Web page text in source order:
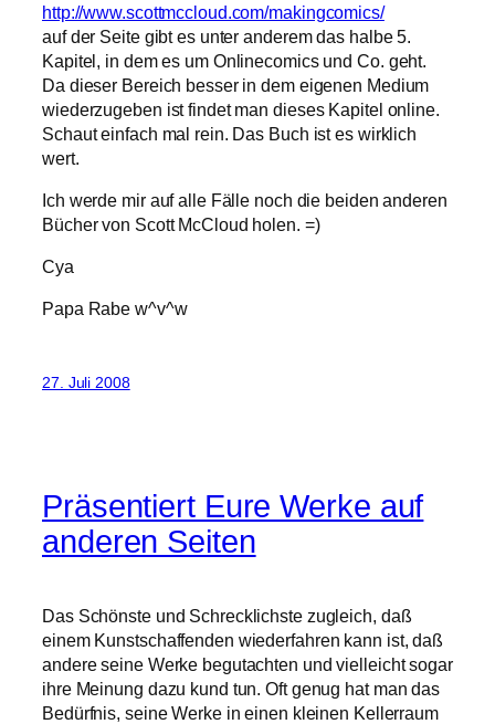
http://www.scottmccloud.com/makingcomics/
auf der Seite gibt es unter anderem das halbe 5.
Kapitel, in dem es um Onlinecomics und Co. geht.
Da dieser Bereich besser in dem eigenen Medium
wiederzugeben ist findet man dieses Kapitel online.
Schaut einfach mal rein. Das Buch ist es wirklich
wert.
Ich werde mir auf alle Fälle noch die beiden anderen
Bücher von Scott McCloud holen. =)
Cya
Papa Rabe w^v^w
27. Juli 2008
Präsentiert Eure Werke auf
anderen Seiten
Das Schönste und Schrecklichste zugleich, daß
einem Kunstschaffenden wiederfahren kann ist, daß
andere seine Werke begutachten und vielleicht sogar
ihre Meinung dazu kund tun. Oft genug hat man das
Bedürfnis, seine Werke in einen kleinen Kellerraum